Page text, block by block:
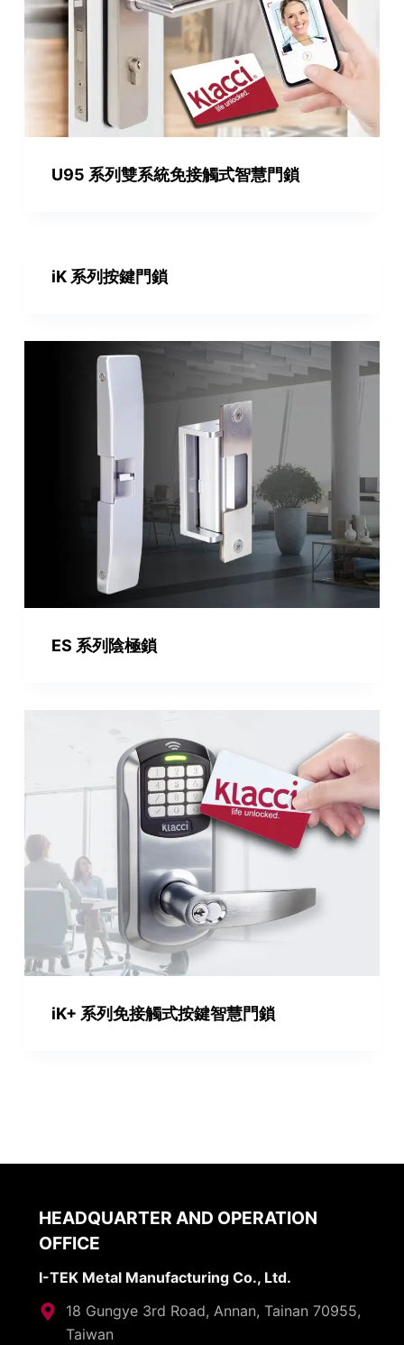
U95 系列雙系統免接觸式智慧門鎖
iK 系列按鍵門鎖
ES 系列陰極鎖
iK+ 系列免接觸式按鍵智慧門鎖
HEADQUARTER AND OPERATION
OFFICE
I-TEK Metal Manufacturing Co., Ltd.
18 Gungye 3rd Road, Annan, Tainan 70955,
Taiwan